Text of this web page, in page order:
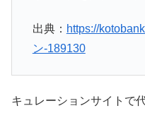
出典： https://
ン-189130
キュレーションサイトで